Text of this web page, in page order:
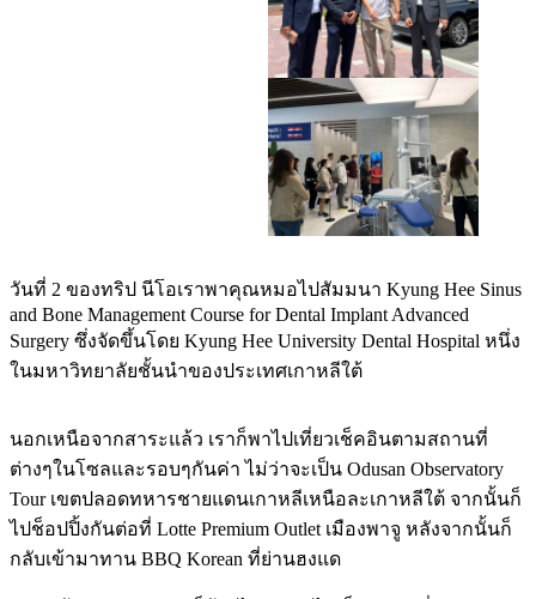
วันที่ 2 ของทริป นีโอเราพาคุณหมอไปสัมมนา Kyung Hee Sinus
and Bone Management Course for Dental Implant Advanced
Surgery ซึ่งจัดขึ้นโดย Kyung Hee University Dental Hospital หนึ่ง
ในมหาวิทยาลัยชั้นนำของประเทศเกาหลีใต้
นอกเหนือจากสาระแล้ว เราก็พาไปเที่ยวเช็คอินตามสถานที่
ต่างๆในโซลและรอบๆกันค่า ไม่ว่าจะเป็น Odusan Observatory
Tour เขตปลอดทหารชายแดนเกาหลีเหนือละเกาหลีใต้ จากนั้นก็
ไปช็อปปิ้งกันต่อที่ Lotte Premium Outlet เมืองพาจู หลังจากนั้นก็
กลับเข้ามาทาน BBQ Korean ที่ย่านฮงแด